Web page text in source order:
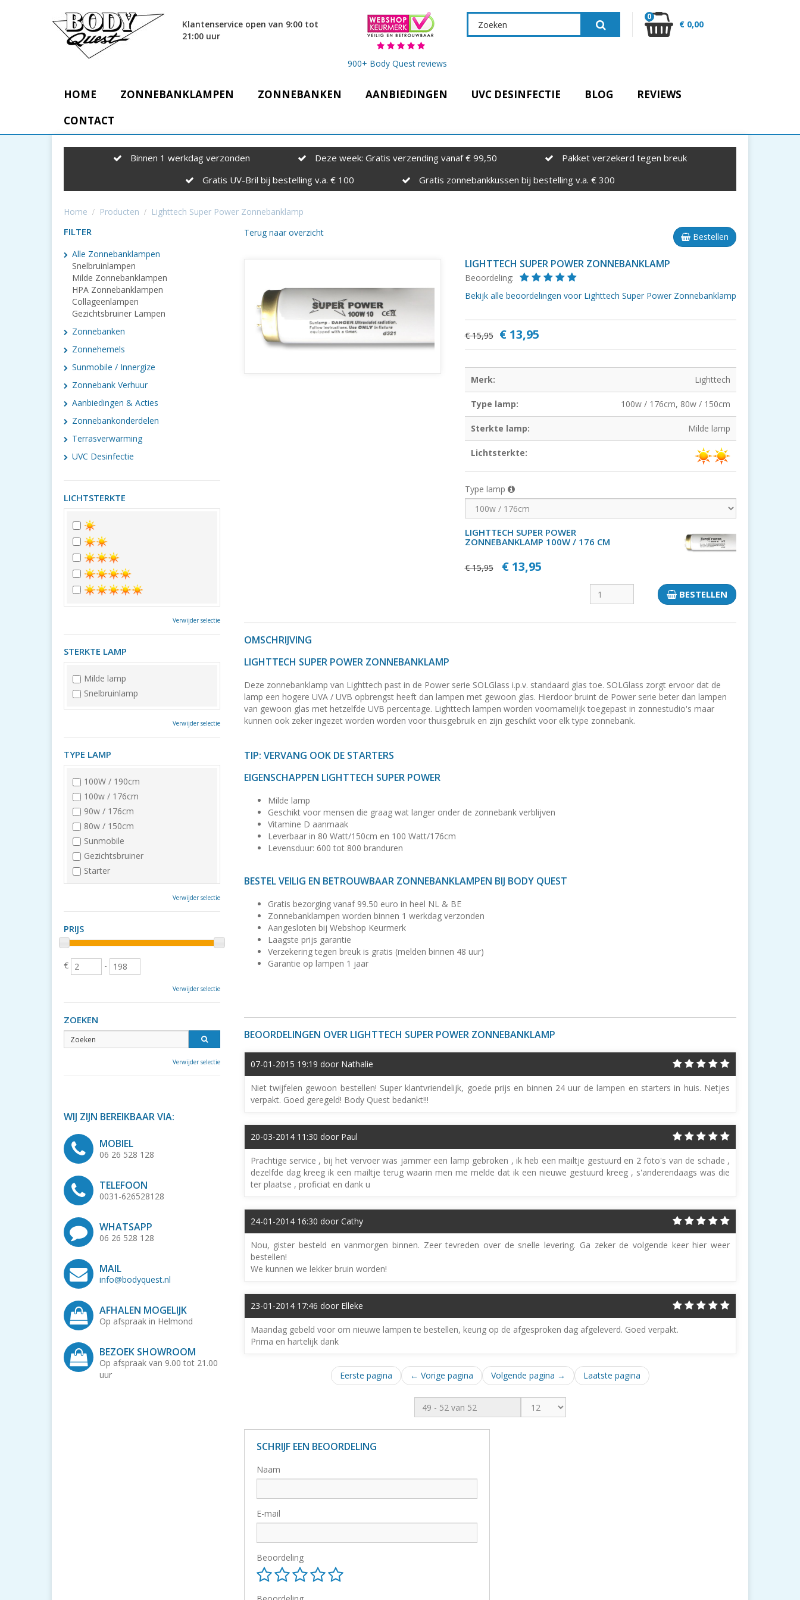
Klantenservice open van 9:00 tot
21:00 uur
900+ Body Quest reviews
0
€ 0,00
HOME ZONNEBANKLAMPEN ZONNEBANKEN AANBIEDINGEN UVC DESINFECTIE BLOG
REVIEWS
CONTACT
Binnen 1 werkdag verzonden Deze week: Gratis verzending vanaf € 99,50
Pakket verzekerd tegen breuk
Gratis UV-Bril bij bestelling v.a. € 100
Gratis zonnebankkussen bij bestelling v.a. € 300
Home Producten Lighttech Super Power Zonnebanklamp
FILTER
Alle Zonnebanklampen
Snelbruinlampen
Milde Zonnebanklampen
HPA Zonnebanklampen
Collageenlampen
Gezichtsbruiner Lampen
Zonnebanken
Zonnehemels
Sunmobile / Innergize
Zonnebank Verhuur
Aanbiedingen & Acties
Zonnebankonderdelen
Terrasverwarming
UVC Desinfectie
LICHTSTERKTE
Verwijder selectie
STERKTE LAMP
Milde lamp
Snelbruinlamp
Verwijder selectie
TYPE LAMP
100W / 190cm
100w / 176cm
90w / 176cm
80w / 150cm
Sunmobile
Gezichtsbruiner
Starter
Verwijder selectie
PRIJS
€ -
Verwijder selectie
ZOEKEN
Verwijder selectie
WIJ ZIJN BEREIKBAAR VIA:
MOBIEL
06 26 528 128
TELEFOON
0031-626528128
WHATSAPP
06 26 528 128
MAIL
info@bodyquest.nl
AFHALEN MOGELIJK
Op afspraak in Helmond
BEZOEK SHOWROOM
Op afspraak van 9.00 tot 21.00
uur
Terug naar overzicht Bestellen
LIGHTTECH SUPER POWER ZONNEBANKLAMP
Beoordeling:
Bekijk alle beoordelingen voor Lighttech Super Power Zonnebanklamp
€ 15,95 € 13,95
Merk: Lighttech
Type lamp: 100w / 176cm, 80w / 150cm
Sterkte lamp: Milde lamp
Lichtsterkte:
Type lamp
LIGHTTECH SUPER POWER
ZONNEBANKLAMP 100W / 176 CM
€ 15,95 € 13,95
BESTELLEN
OMSCHRIJVING
LIGHTTECH SUPER POWER ZONNEBANKLAMP
Deze zonnebanklamp van Lighttech past in de Power serie SOLGlass i.p.v. standaard glas toe. SOLGlass zorgt ervoor dat de
lamp een hogere UVA / UVB opbrengst heeft dan lampen met gewoon glas. Hierdoor bruint de Power serie beter dan lampen
van gewoon glas met hetzelfde UVB percentage. Lighttech lampen worden voornamelijk toegepast in zonnestudio's maar
kunnen ook zeker ingezet worden worden voor thuisgebruik en zijn geschikt voor elk type zonnebank.
TIP: VERVANG OOK DE STARTERS
EIGENSCHAPPEN LIGHTTECH SUPER POWER
Milde lamp
Geschikt voor mensen die graag wat langer onder de zonnebank verblijven
Vitamine D aanmaak
Leverbaar in 80 Watt/150cm en 100 Watt/176cm
Levensduur: 600 tot 800 branduren
BESTEL VEILIG EN BETROUWBAAR ZONNEBANKLAMPEN BIJ BODY QUEST
Gratis bezorging vanaf 99.50 euro in heel NL & BE
Zonnebanklampen worden binnen 1 werkdag verzonden
Aangesloten bij Webshop Keurmerk
Laagste prijs garantie
Verzekering tegen breuk is gratis (melden binnen 48 uur)
Garantie op lampen 1 jaar
BEOORDELINGEN OVER LIGHTTECH SUPER POWER ZONNEBANKLAMP
07-01-2015 19:19 door Nathalie
Niet twijfelen gewoon bestellen! Super klantvriendelijk, goede prijs en binnen 24 uur de lampen en starters in huis. Netjes
verpakt. Goed geregeld! Body Quest bedankt!!!
20-03-2014 11:30 door Paul
Prachtige service , bij het vervoer was jammer een lamp gebroken , ik heb een mailtje gestuurd en 2 foto's van de schade ,
dezelfde dag kreeg ik een mailtje terug waarin men me melde dat ik een nieuwe gestuurd kreeg , s'anderendaags was die
ter plaatse , proficiat en dank u
24-01-2014 16:30 door Cathy
Nou, gister besteld en vanmorgen binnen. Zeer tevreden over de snelle levering. Ga zeker de volgende keer hier weer
bestellen!
We kunnen we lekker bruin worden!
23-01-2014 17:46 door Elleke
Maandag gebeld voor om nieuwe lampen te bestellen, keurig op de afgesproken dag afgeleverd. Goed verpakt.
Prima en hartelijk dank
Eerste pagina ← Vorige pagina Volgende pagina → Laatste pagina
SCHRIJF EEN BEOORDELING
Naam
E-mail
Beoordeling